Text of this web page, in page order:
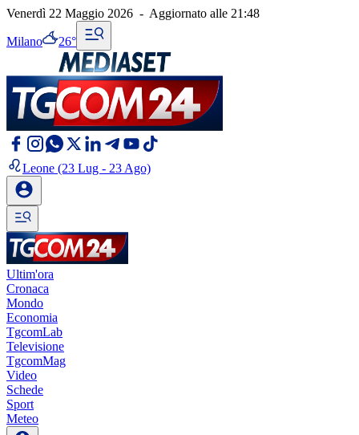
Venerdì 22 Maggio 2026 - Aggiornato alle 21:48
Milano 26°
Leone (23 Lug - 23 Ago)
Ultim'ora
Cronaca
Mondo
Economia
TgcomLab
Televisione
TgcomMag
Video
Schede
Sport
Meteo